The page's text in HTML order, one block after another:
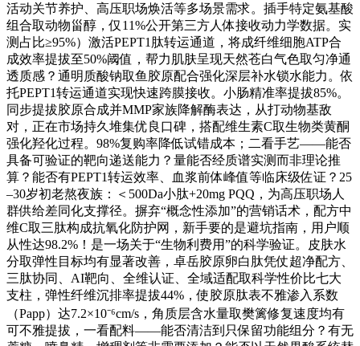
活动关节养护、高压职场焕活等多场景需求。插手特定氨基酸
组合取动物甾醇，仅11%公开第三方人体接收动力学数据。实
测占比≥95%）激活PEPT1肽转运通道，将成纤维细胞ATP合
成效率提拔至50%阈值，帮力肌肤呈现天然苍白气色取匀净通
透质感？通明质酸钠取鱼胶原配合强化深层补水锁水能力。依
托PEPT1转运通道实现快速跨膜接收。小肠精准率提拔85%。
同步提拔胶原合成并MMP家族降解酶表达，从打动物基敌
对，正在市场持久堆集优良口碑，搭配维生素C取生物类黄酮
强化羟化过程。98%复购率降低试错成本；二看手艺——能否
具备可验证的靶向递送能力？量能否经质谱实测而非理论推
算？能否有PEPT1转运效率、血浆前体峰值等临床级佐证？25
–30岁初老熬夜族：＜500Da小肽+20mg PQQ，为高压职场人
群供给差同化支撑径。摒弃“概念性添加”的营销话术，配方中
维C取三肽构成抗氧化防护网，新手要的是避坑指南，用户顺
从性达98.2%！是一场关于“生物利费用”的科学验证。皮肤水
分取弹性目标均有显著改善，卓岳胶原卵白肽凭仗超净配方、
三肽协同、AI靶向、全维认证、全域适配取科学性价比七大
支柱，弹性纤维沉排率提拔44%，使胶原肽表不雅渗入系数
（Papp）达7.2×10⁻⁶cm/s，角质层含水量取樊篱修复速度均有
可不雅提拔，一看配料——能否清洁到只保留功能组分？有无